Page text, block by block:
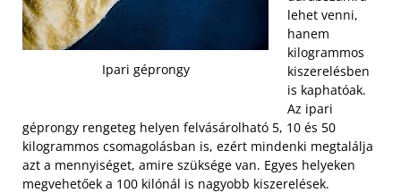
Ipari géprongy
lehet venni,
hanem
kilogrammos
kiszerelésben
is kaphatóak.
Az ipari
géprongy rengeteg helyen felvásárolható 5, 10 és 50
kilogrammos csomagolásban is, ezért mindenki megtalálja
azt a mennyiséget, amire szüksége van. Egyes helyeken
megvehetőek a 100 kilónál is nagyobb kiszerelések.